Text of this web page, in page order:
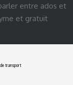
entre ados et
et gratuit
transport